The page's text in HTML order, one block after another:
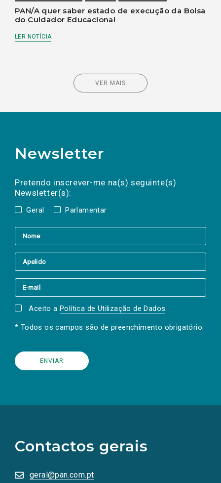
PAN/A quer saber estado de execução da Bolsa
do Cuidador Educacional
LER NOTÍCIA
VER MAIS
Newsletter
Pretendo inscrever-me na(s) seguinte(s)
Newsletter(s):
Geral Parlamentar
a(s) newsletter(s).
mail
Aceito a Política de Utilização de Dados.
* Todos os campos são de preenchimento obrigatório.
Contactos gerais
geral@pan.com.pt
redes
sociais
numa
nova